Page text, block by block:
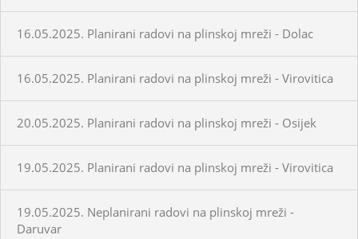
16.05.2025. Planirani radovi na plinskoj mreži - Dolac
16.05.2025. Planirani radovi na plinskoj mreži - Virovitica
20.05.2025. Planirani radovi na plinskoj mreži - Osijek
19.05.2025. Planirani radovi na plinskoj mreži - Virovitica
19.05.2025. Neplanirani radovi na plinskoj mreži -
Daruvar